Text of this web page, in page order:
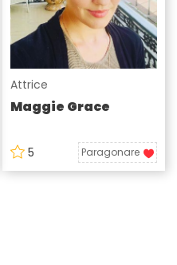
Attrice
Maggie Grace
5 Paragonare